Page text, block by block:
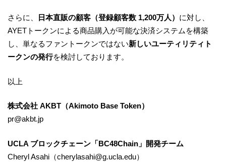
さらに、 日本直販の顧客（登録顧客数 1,200万人） に対し、
AYETトークンによる商品購入が可能な決済システムを構築
し、単なるファントークンではない新しいユーティリティト
ークンの発行を検討しております。
以上
株式会社 AKBT（Akimoto Base Token）
pr@akbt.jp
UCLA ブロックチェーン「BC48Chain」開発チーム
Cheryl Asahi（cherylasahi@g.ucla.edu）